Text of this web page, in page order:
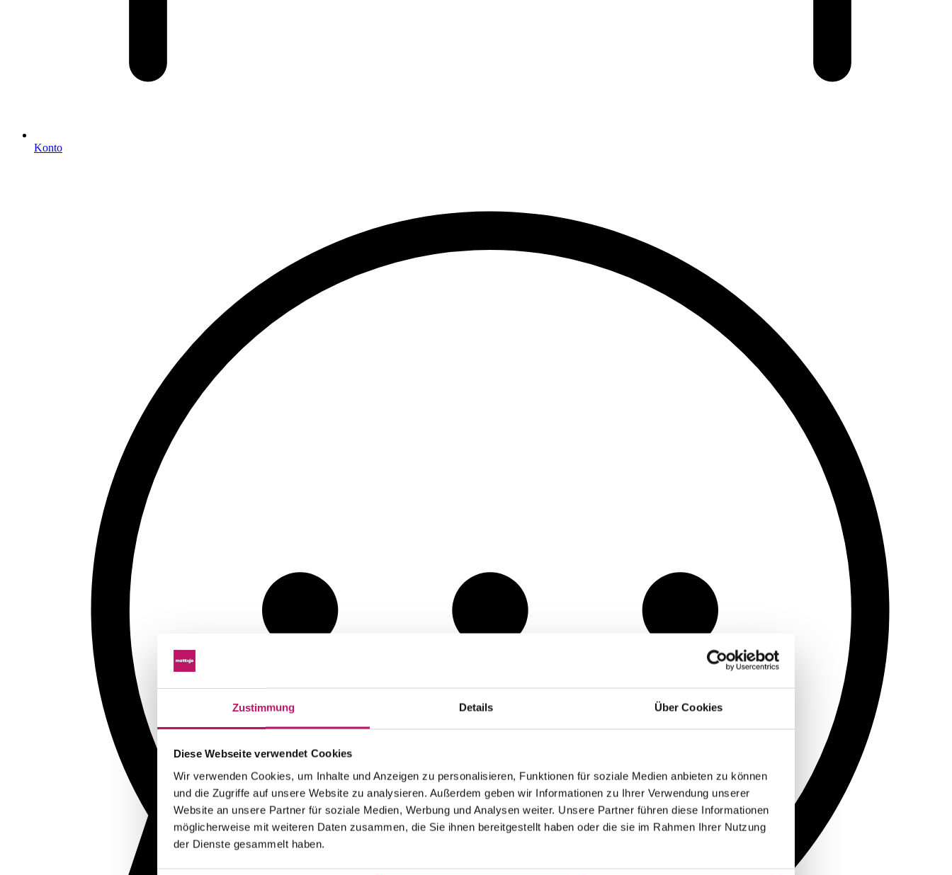
Zustimmung Details Über Cookies
Diese Webseite verwendet Cookies
Wir verwenden Cookies, um Inhalte und Anzeigen zu personalisieren, Funktionen für soziale Medien anbieten zu können
und die Zugriffe auf unsere Website zu analysieren. Außerdem geben wir Informationen zu Ihrer Verwendung unserer
Website an unsere Partner für soziale Medien, Werbung und Analysen weiter. Unsere Partner führen diese Informationen
möglicherweise mit weiteren Daten zusammen, die Sie ihnen bereitgestellt haben oder die sie im Rahmen Ihrer Nutzung
der Dienste gesammelt haben.
Konto